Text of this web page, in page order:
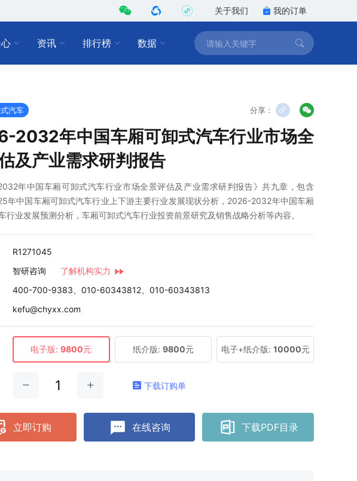
关于我们 我的订单
资讯 排行榜 数据
汽车 分享：
2032年中国车厢可卸式汽车行业市场全
及产业需求研判报告
年中国车厢可卸式汽车行业市场全景评估及产业需求研判报告》共九章，包含
年中国车厢可卸式汽车行业上下游主要行业发展现状分析，2026-2032年中国车厢
行业发展预测分析，车厢可卸式汽车行业投资前景研究及销售战略分析等内容。
R1271045
智研咨询
了解机构实力
400-700-9383、010-60343812、010-60343813
kefu@chyxx.com
电子版: 9800元 纸介版: 9800元 电子+纸介版: 10000元
下载订购单
立即订购 在线咨询 下载PDF目录